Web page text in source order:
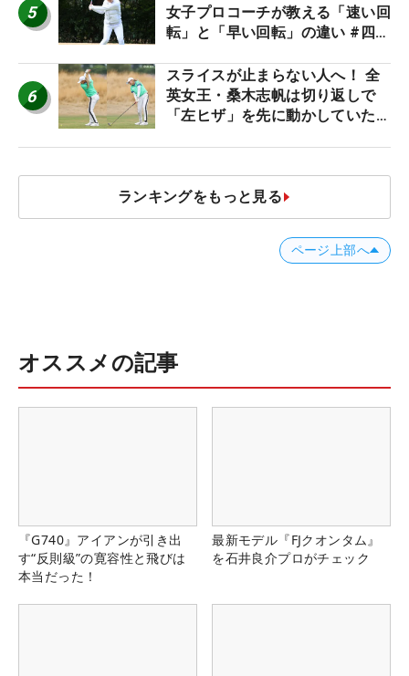
5
女子プロコーチが教える「速い回
転」と「早い回転」の違い #四の
6
スライスが止まらない人へ！ 全
英女王・桑木志帆は切り返しで
「左ヒザ」を先に動かしていた
ランキングをもっと見る
ページ上部へ
オススメの記事
『G740』アイアンが引き出
す“反則級”の寛容性と飛びは
本当だった！
最新モデル『FJクオンタム』
を石井良介プロがチェック